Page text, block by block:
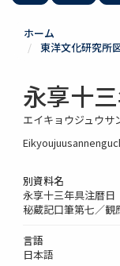
ホーム
東洋文化研究所
永享十
エイキョウジュウサ
別資料名
永享十三年具注暦日
秘蔵記口筆第七／観
言語
日本語